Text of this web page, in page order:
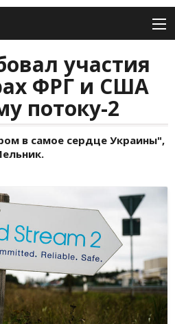
участия
ФРГ и США
потоку-2
в самое сердце Украины",